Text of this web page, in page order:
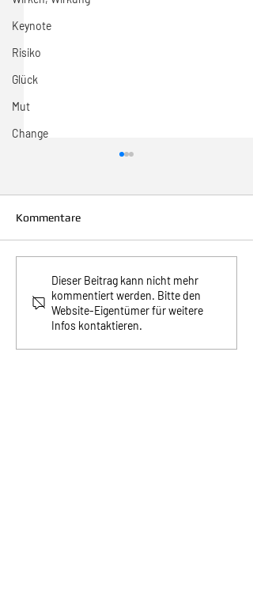
Keynote
Risiko
Glück
Mut
Change
Kommentare
Dieser Beitrag kann nicht mehr
kommentiert werden. Bitte den
Website-Eigentümer für weitere
Infos kontaktieren.